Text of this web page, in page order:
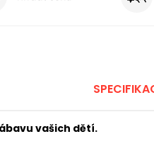
vašich dětí.